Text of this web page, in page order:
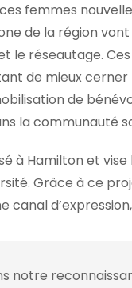
femmes
de la région
le réseautage.
de mieux cerner
de
la communauté
à Hamilton et
Grâce à ce
canal
notre